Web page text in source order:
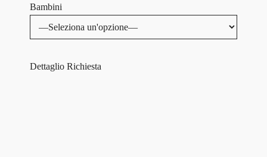
Bambini
Dettaglio Richiesta